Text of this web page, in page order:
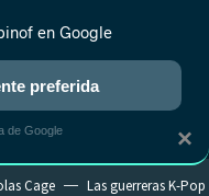
NUEVO
RANKINGS CINE
Cage Las guerreras K-Pop
×
en Google
preferida
de Google